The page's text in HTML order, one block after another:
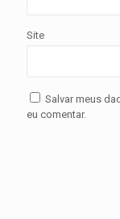
Site
Salvar meus
eu comentar.